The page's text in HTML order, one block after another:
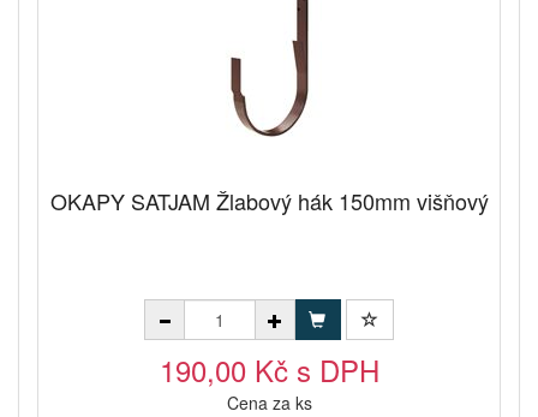
OKAPY SATJAM Žlabový hák 150mm višňový
190,00 Kč s DPH
Cena za ks